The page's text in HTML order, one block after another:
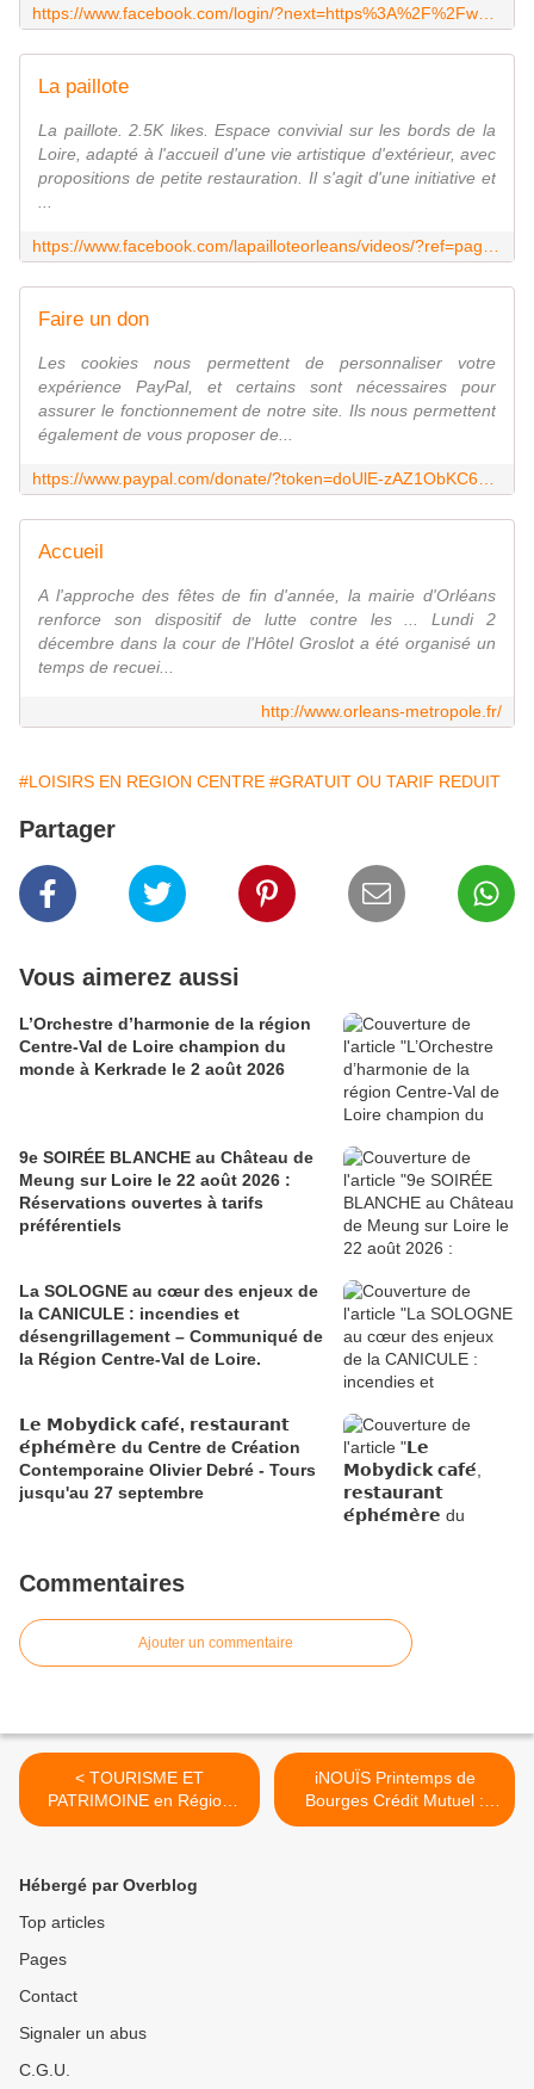
La paillote
La paillote. 2.5K likes. Espace convivial sur les bords de la
Loire, adapté à l'accueil d'une vie artistique d'extérieur, avec
propositions de petite restauration. Il s'agit d'une initiative et
Faire un don
Les cookies nous permettent de personnaliser votre
expérience PayPal, et certains sont nécessaires pour
assurer le fonctionnement de notre site. Ils nous permettent
également de vous proposer de...
Accueil
A l'approche des fêtes de fin d'année, la mairie d'Orléans
renforce son dispositif de lutte contre les ... Lundi 2
décembre dans la cour de l'Hôtel Groslot a été organisé un
temps de recuei...
http://www.orleans-metropole.fr/
#LOISIRS EN REGION CENTRE #GRATUIT OU TARIF REDUIT
Partager
Vous aimerez aussi
L’Orchestre d’harmonie de la région
Centre-Val de Loire champion du
monde à Kerkrade le 2 août 2026
9e SOIRÉE BLANCHE au Château de
Meung sur Loire le 22 août 2026 :
Réservations ouvertes à tarifs
préférentiels
La SOLOGNE au cœur des enjeux de
la CANICULE : incendies et
désengrillagement – Communiqué de
la Région Centre-Val de Loire.
𝗟𝗲 𝗠𝗼𝗯𝘆𝗱𝗶𝗰𝗸 𝗰𝗮𝗳𝗲́, 𝗿𝗲𝘀𝘁𝗮𝘂𝗿𝗮𝗻𝘁
𝗲́𝗽𝗵𝗲́𝗺𝗲̀𝗿𝗲 du Centre de Création
Contemporaine Olivier Debré - Tours
jusqu'au 27 septembre
Commentaires
Ajouter un commentaire
< TOURISME ET
PATRIMOINE en Région
Centre-Val de Loire : Via
Open Data
iNOUÏS Printemps de
Bourges Crédit Mutuel :
INVITATIONS aux
Hébergé par Overblog
Top articles
Pages
Contact
Signaler un abus
C.G.U.